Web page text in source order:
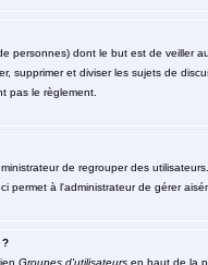
personnes) dont le but est de veiller
supprimer et diviser les sujets de
pas le règlement.
de regrouper des
permet à l'administrateur de gérer
?
Groupes d'utilisateursen haut de la